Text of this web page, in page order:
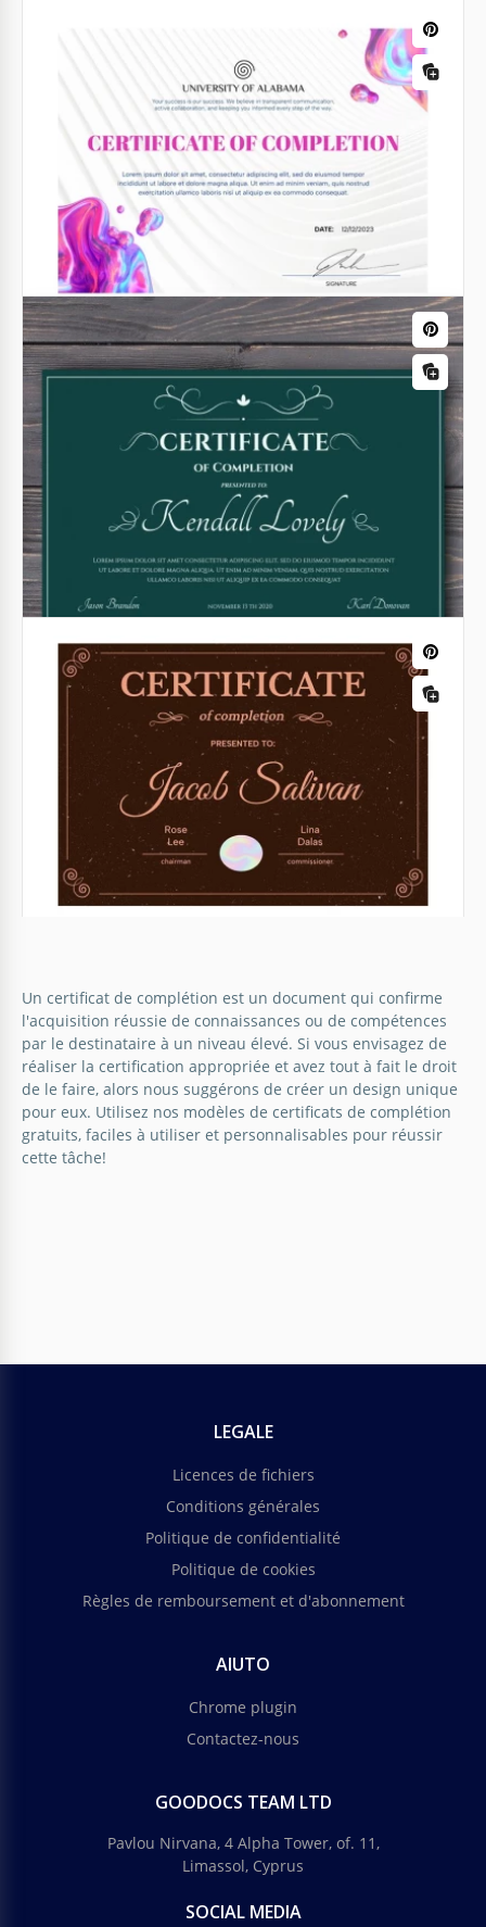
Certificat de complétion vert
Vous ne voulez pas passer du temps ou dépenser
de l'argent pour créer un design pour un certificat
de fin d'études? Nous avons la meilleure solution à
votre problème!
Google Slides
Attestation d'achèvement du Splash
Reconnaître les réalisations devrait être aussi
vibrante que les réalisations elles-mêmes.
papier. C'est quelque chose de très spécial et
précieux pour la personne qui le reçoit.
Google Docs
Classic Certificate of Completion
The Classic Certificate of Completion template
Un certificat de complétion est un document qui confirme
l'acquisition réussie de connaissances ou de compétences
par le destinataire à un niveau élevé. Si vous envisagez de
réaliser la certification appropriée et avez tout à fait le droit
de le faire, alors nous suggérons de créer un design unique
pour eux. Utilisez nos modèles de certificats de complétion
gratuits, faciles à utiliser et personnalisables pour réussir
cette tâche!
LEGALE
Licences de fichiers
Conditions générales
Politique de confidentialité
Politique de cookies
Règles de remboursement et d'abonnement
AIUTO
Chrome plugin
Contactez-nous
GOODOCS TEAM LTD
Pavlou Nirvana, 4 Alpha Tower, of. 11,
Limassol, Cyprus
SOCIAL MEDIA